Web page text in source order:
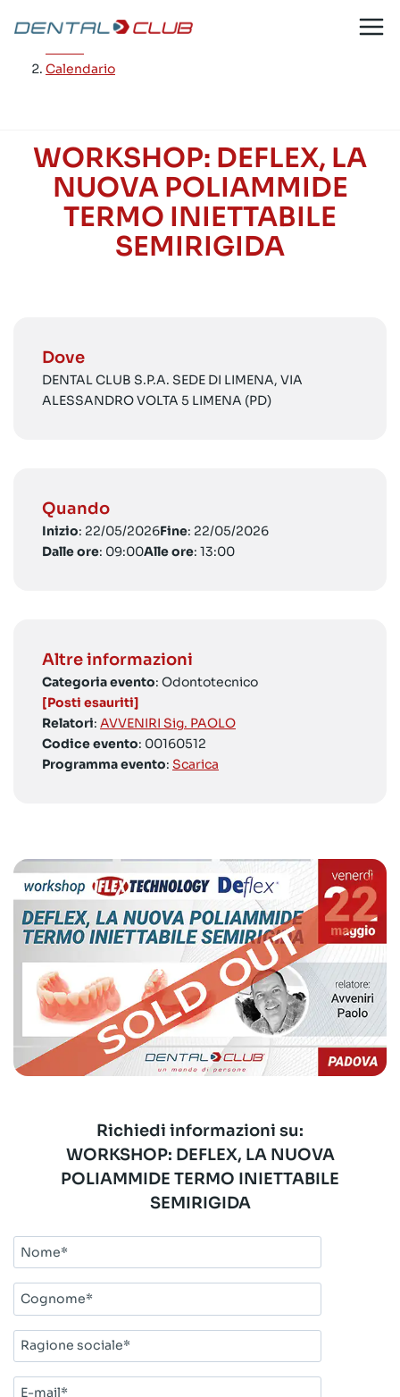
contenuto
Calendario
WORKSHOP: DEFLEX, LA
NUOVA POLIAMMIDE
TERMO INIETTABILE
SEMIRIGIDA
Dove
DENTAL CLUB S.P.A. SEDE DI LIMENA, VIA
ALESSANDRO VOLTA 5 LIMENA (PD)
Quando
Inizio: 22/05/2026Fine: 22/05/2026
Dalle ore: 09:00Alle ore: 13:00
Altre informazioni
Categoria evento: Odontotecnico
[Posti esauriti]
Relatori: AVVENIRI Sig. PAOLO
Codice evento: 00160512
Programma evento: Scarica
Richiedi informazioni su:
WORKSHOP: DEFLEX, LA NUOVA
POLIAMMIDE TERMO INIETTABILE
SEMIRIGIDA
Nome*
Cognome*
Ragione
sociale*
E-